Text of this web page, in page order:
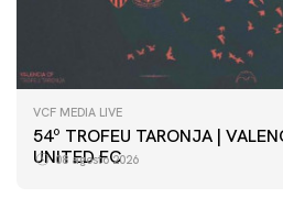
VCF MEDIA LIVE
54º TROFEU TARONJA |
UNITED FC
08 agosto 2026